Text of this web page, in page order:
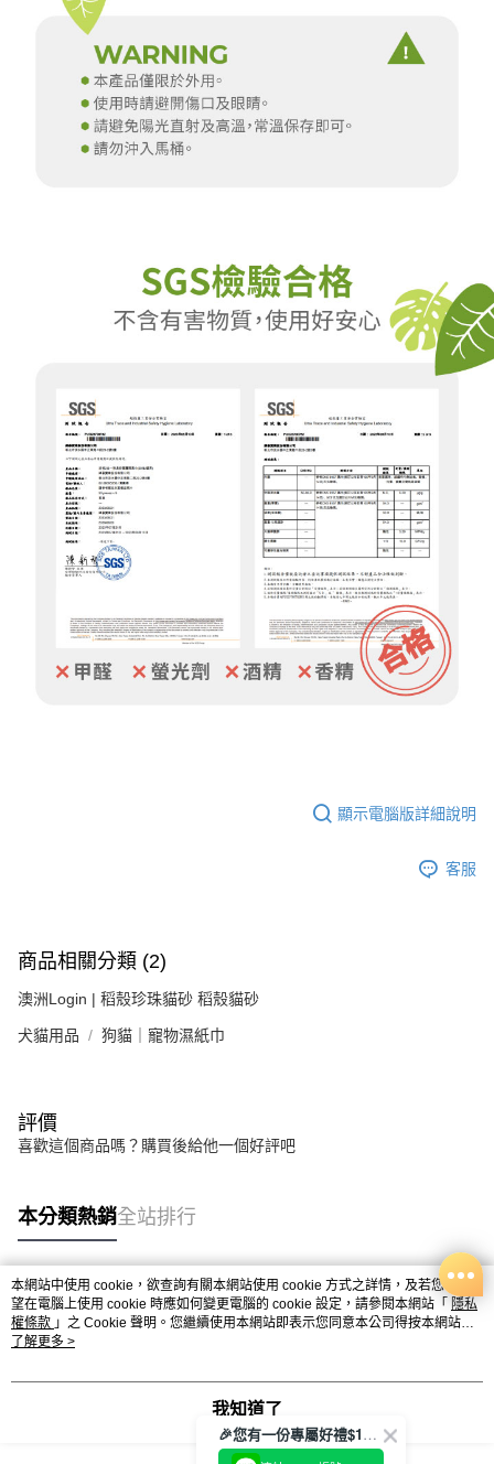
顯示電腦版詳細說明
客服
商品相關分類 (2)
澳洲Login | 稻殼珍珠貓砂 稻殼貓砂
犬貓用品 狗貓｜寵物濕紙巾
評價
喜歡這個商品嗎？購買後給他一個好評吧
本分類熱銷全站排行
熱門標籤
本網站中使用 cookie，欲查詢有關本網站使用 cookie 方式之詳情，及若您不希
望在電腦上使用 cookie 時應如何變更電腦的 cookie 設定，請參閱本網站「 隱私
權條款 」之 Cookie 聲明。您繼續使用本網站即表示您同意本公司得按本網站使
用條款之 Cookie 聲明使用 cookie。
了解更多 >
我知道了
🎉您有一份專屬好禮$100正等著您🎁